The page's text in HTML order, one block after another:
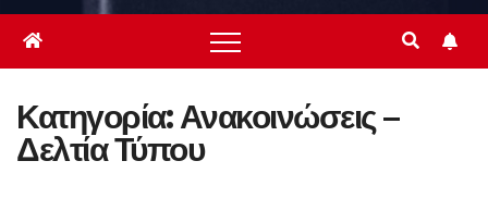
Κατηγορία:Ανακοινώσεις –
Δελτία Τύπου